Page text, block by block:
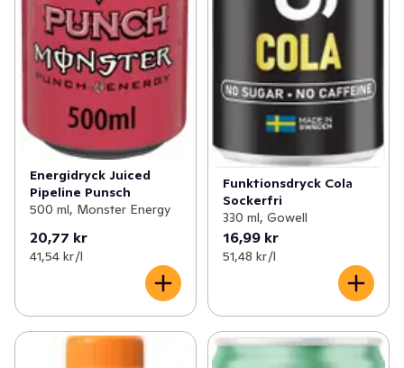
Energidryck Juiced
Pipeline Punsch
500 ml, Monster Energy
20,77 kr
41,54 kr /l
Funktionsdryck Cola
Sockerfri
330 ml, Gowell
16,99 kr
51,48 kr /l